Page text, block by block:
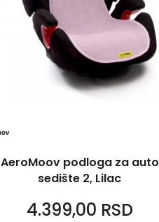
AeroMoov podloga za auto
sedište 2, Lilac
4.399,00 RSD